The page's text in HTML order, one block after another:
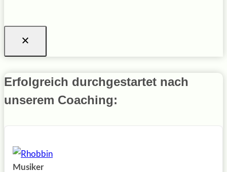
Erfolgreich durchgestartet nach
unserem Coaching:
Musiker